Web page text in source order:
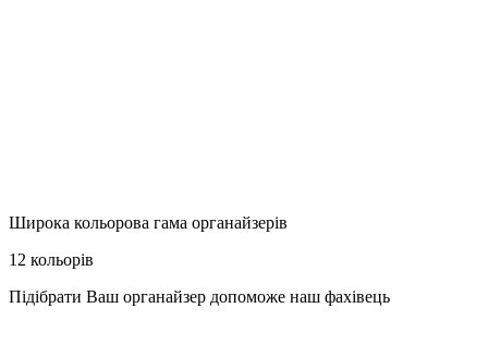
Широка кольорова гама органайзерів
12 кольорів
Підібрати Ваш органайзер допоможе наш фахівець